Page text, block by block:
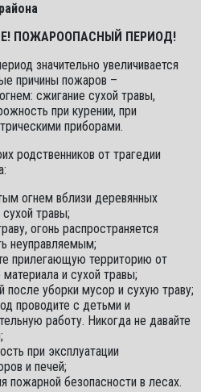
ПОЖАРООПАСНЫЙ ПЕРИОД!
значительно увеличивается
причины пожаров –
сжигание сухой травы,
при курении, при
приборами.
родственников от трагедии
огнем вблизи деревянных
сухой травы;
огонь распространяется
неуправляемым;
прилегающую территорию от
и сухой травы;
после уборки мусор и сухую траву;
проводите с детьми и
работу. Никогда не давайте
при эксплуатации
и печей;
пожарной безопасности в лесах.